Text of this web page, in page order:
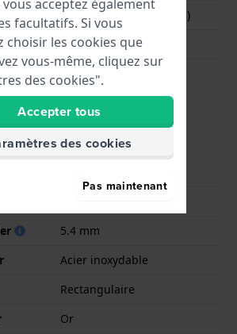
3 Bar (lavage des mains)
Argent
(h,
Or, Or
5.4 mm
Acier inoxydable
Rectangulaire
Or
acceptez également
facultatifs. Si vous
choisir les cookies que
vous-même, cliquez sur
des cookies".
Accepter tous
des cookies
Pas maintenant